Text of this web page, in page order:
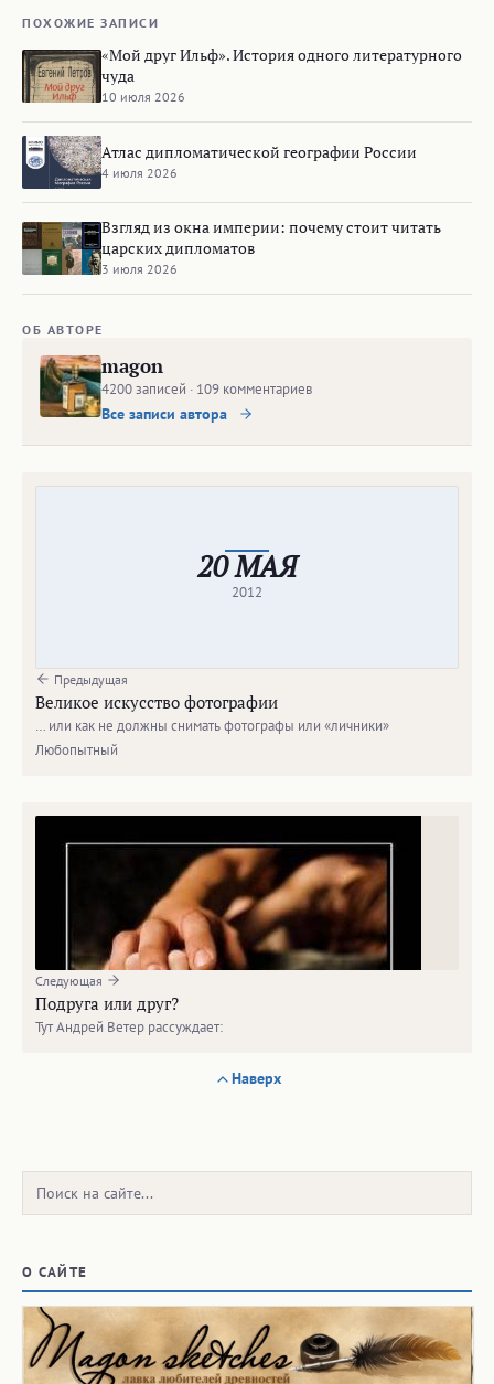
ПОХОЖИЕ ЗАПИСИ
«Мой друг Ильф». История одного литературного
чуда
10 июля 2026
Атлас дипломатической географии России
4 июля 2026
Взгляд из окна империи: почему стоит читать
царских дипломатов
3 июля 2026
ОБ АВТОРЕ
magon
4200 записей · 109 комментариев
Все записи автора
20 МАЯ
2012
Предыдущая
Великое искусство фотографии
… или как не должны снимать фотографы или «личники»
Любопытный
Следующая
Подруга или друг?
Тут Андрей Ветер рассуждает:
Наверх
Поиск:
О САЙТЕ